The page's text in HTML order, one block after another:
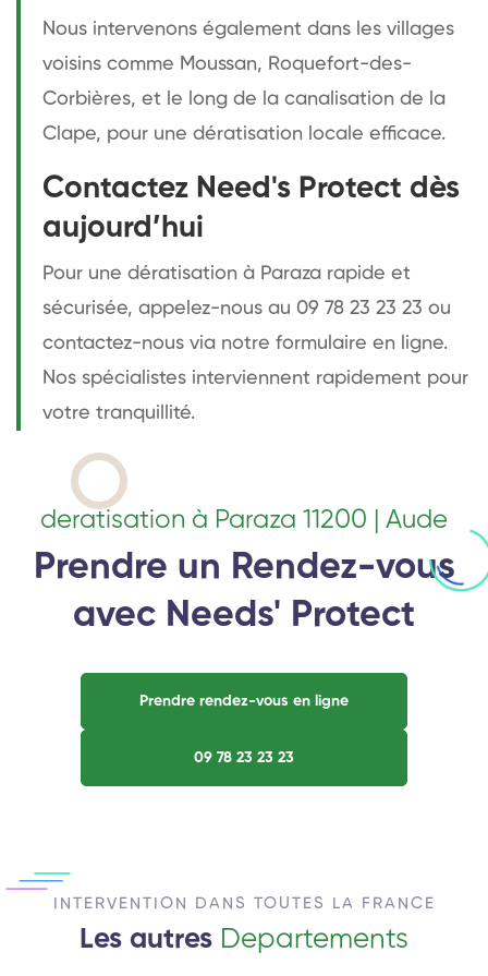
Nous intervenons également dans les villages
voisins comme Moussan, Roquefort-des-
Corbières, et le long de la canalisation de la
Clape, pour une dératisation locale efficace.
Contactez Need's Protect dès
aujourd’hui
Pour une dératisation à Paraza rapide et
sécurisée, appelez-nous au 09 78 23 23 23 ou
contactez-nous via notre formulaire en ligne.
Nos spécialistes interviennent rapidement pour
votre tranquillité.
deratisation à Paraza 11200 | Aude
Prendre un Rendez-vous
avec Needs' Protect
Prendre rendez-vous en ligne
09 78 23 23 23
INTERVENTION DANS TOUTES LA FRANCE
Les autres Departements